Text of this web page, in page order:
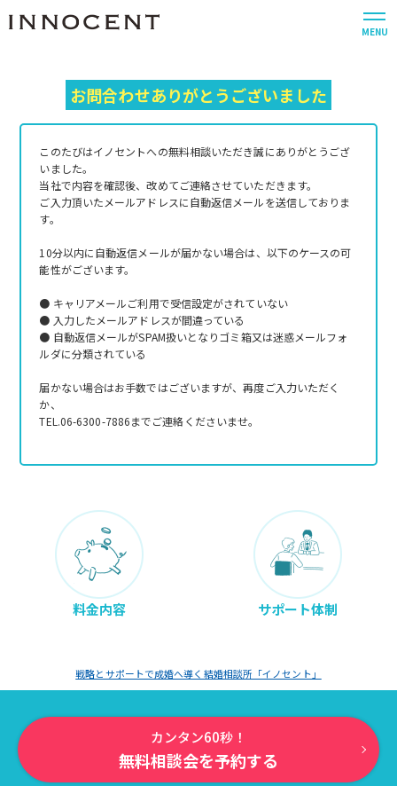
MENU
お問合わせありがとうございました
このたびはイノセントへの無料相談いただき誠にありがとうござ
いました。
当社で内容を確認後、改めてご連絡させていただきます。
ご入力頂いたメールアドレスに自動返信メールを送信しておりま
す。
10分以内に自動返信メールが届かない場合は、以下のケースの可
能性がございます。
● キャリアメールご利用で受信設定がされていない
● 入力したメールアドレスが間違っている
● 自動返信メールがSPAM扱いとなりゴミ箱又は迷惑メールフォ
ルダに分類されている
届かない場合はお手数ではございますが、再度ご入力いただく
か、
TEL.06-6300-7886までご連絡くださいませ。
料金内容 サポート体制
戦略とサポートで成婚へ導く結婚相談所「イノセント」
カンタン60秒！
無料相談会を予約する